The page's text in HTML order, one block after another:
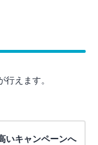
行えます。
いキャンペーンへ